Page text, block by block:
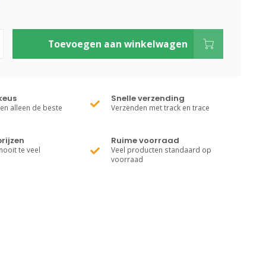
Toevoegen aan winkelwagen
alleen de beste
Snelle verzending
Verzenden met track en trace
te veel
Ruime voorraad
Veel producten standaard op
voorraad